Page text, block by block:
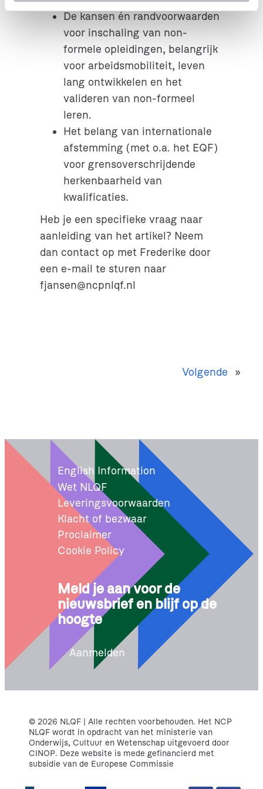
i
De kansen én randvoorwaarden
voor inschaling van non-
formele opleidingen, belangrijk
voor arbeidsmobiliteit, leven
lang ontwikkelen en het
valideren van non-formeel
leren.
Het belang van internationale
afstemming (met o.a. het EQF)
voor grensoverschrijdende
herkenbaarheid van
kwalificaties.
Heb je een specifieke vraag naar
aanleiding van het artikel? Neem
dan contact op met Frederike door
een e-mail te sturen naar
fjansen@ncpnlqf.nl
Volgende »
English Information
Wet NLQF
Leveringsvoorwaarden
Klacht of bezwaar
Proclaimer
Cookie Policy
Meld je aan voor de
nieuwsbrief en blijf op de
hoogte
Aanmelden
© 2026 NLQF | Alle rechten voorbehouden. Het NCP
NLQF wordt in opdracht van het ministerie van
Onderwijs, Cultuur en Wetenschap uitgevoerd door
CINOP. Deze website is mede gefinancierd met
subsidie van de Europese Commissie